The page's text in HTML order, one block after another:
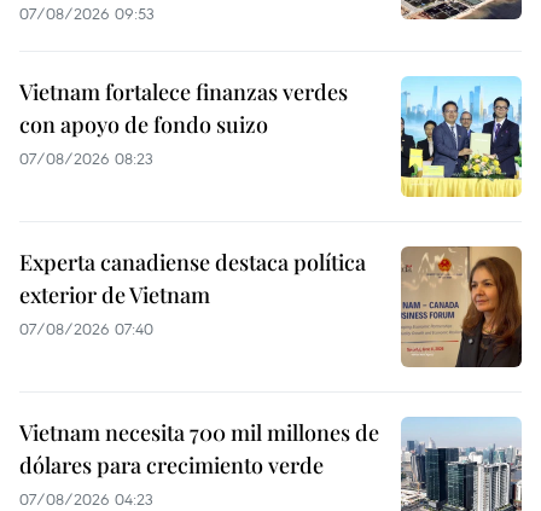
07/08/2026 09:53
Vietnam fortalece finanzas verdes
con apoyo de fondo suizo
07/08/2026 08:23
Experta canadiense destaca política
exterior de Vietnam
07/08/2026 07:40
Vietnam necesita 700 mil millones de
dólares para crecimiento verde
07/08/2026 04:23